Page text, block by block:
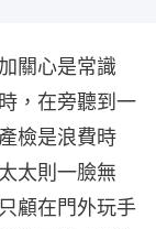
關心是常識
，在旁聽到一
檢是浪費時
太則一臉無
顧在門外玩手